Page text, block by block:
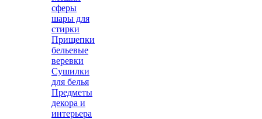
сферы
шары для
стирки
Прищепки
бельевые
веревки
Сушилки
для белья
Предметы
декора и
интерьера